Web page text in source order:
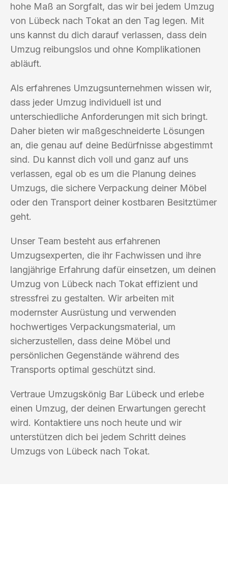
hohe Maß an Sorgfalt, das wir bei jedem Umzug
von Lübeck nach Tokat an den Tag legen. Mit
uns kannst du dich darauf verlassen, dass dein
Umzug reibungslos und ohne Komplikationen
abläuft.
Als erfahrenes Umzugsunternehmen wissen wir,
dass jeder Umzug individuell ist und
unterschiedliche Anforderungen mit sich bringt.
Daher bieten wir maßgeschneiderte Lösungen
an, die genau auf deine Bedürfnisse abgestimmt
sind. Du kannst dich voll und ganz auf uns
verlassen, egal ob es um die Planung deines
Umzugs, die sichere Verpackung deiner Möbel
oder den Transport deiner kostbaren Besitztümer
geht.
Unser Team besteht aus erfahrenen
Umzugsexperten, die ihr Fachwissen und ihre
langjährige Erfahrung dafür einsetzen, um deinen
Umzug von Lübeck nach Tokat effizient und
stressfrei zu gestalten. Wir arbeiten mit
modernster Ausrüstung und verwenden
hochwertiges Verpackungsmaterial, um
sicherzustellen, dass deine Möbel und
persönlichen Gegenstände während des
Transports optimal geschützt sind.
Vertraue Umzugskönig Bar Lübeck und erlebe
einen Umzug, der deinen Erwartungen gerecht
wird. Kontaktiere uns noch heute und wir
unterstützen dich bei jedem Schritt deines
Umzugs von Lübeck nach Tokat.